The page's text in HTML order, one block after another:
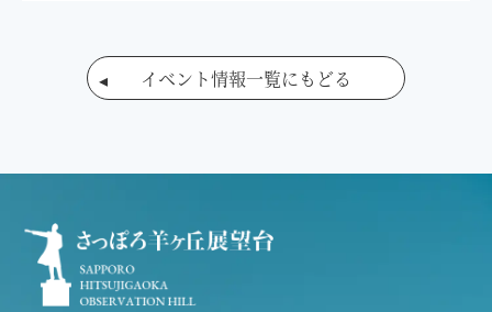
イベント情報一覧にもどる